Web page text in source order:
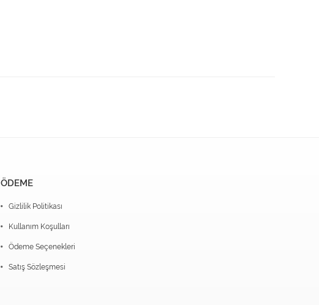
ÖDEME
Gizlilik Politikası
Kullanım Koşulları
Ödeme Seçenekleri
Satış Sözleşmesi